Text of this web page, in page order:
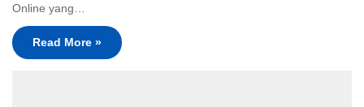
Online yang…
Read More »